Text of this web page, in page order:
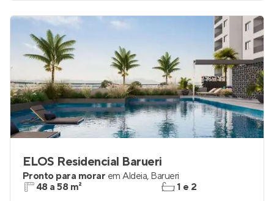
ELOS Residencial Barueri
Pronto para morar em Aldeia, Barueri
48 a 58 m²
1 e 2